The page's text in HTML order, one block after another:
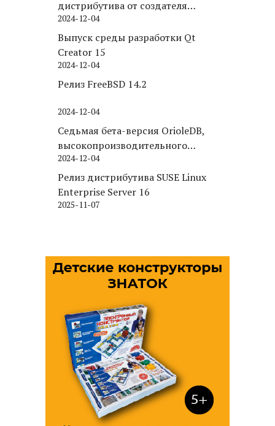
дистрибутива от создателя
Puppy Linux
2024-12-04
Выпуск среды разработки Qt
Creator 15
2024-12-04
Релиз FreeBSD 14.2
2024-12-04
Седьмая бета-версия OrioleDB,
высокопроизводительного
движка хранения для PostgreSQL
2024-12-04
Релиз дистрибутива SUSE Linux
Enterprise Server 16
2025-11-07